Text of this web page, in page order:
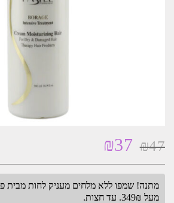
₪47
המחיר
היה:
₪47.
₪37
הוא:
₪37.
מתנה! שמפו ללא מלחים מעניק לחות מבית
מעל 349₪. עד חצות.